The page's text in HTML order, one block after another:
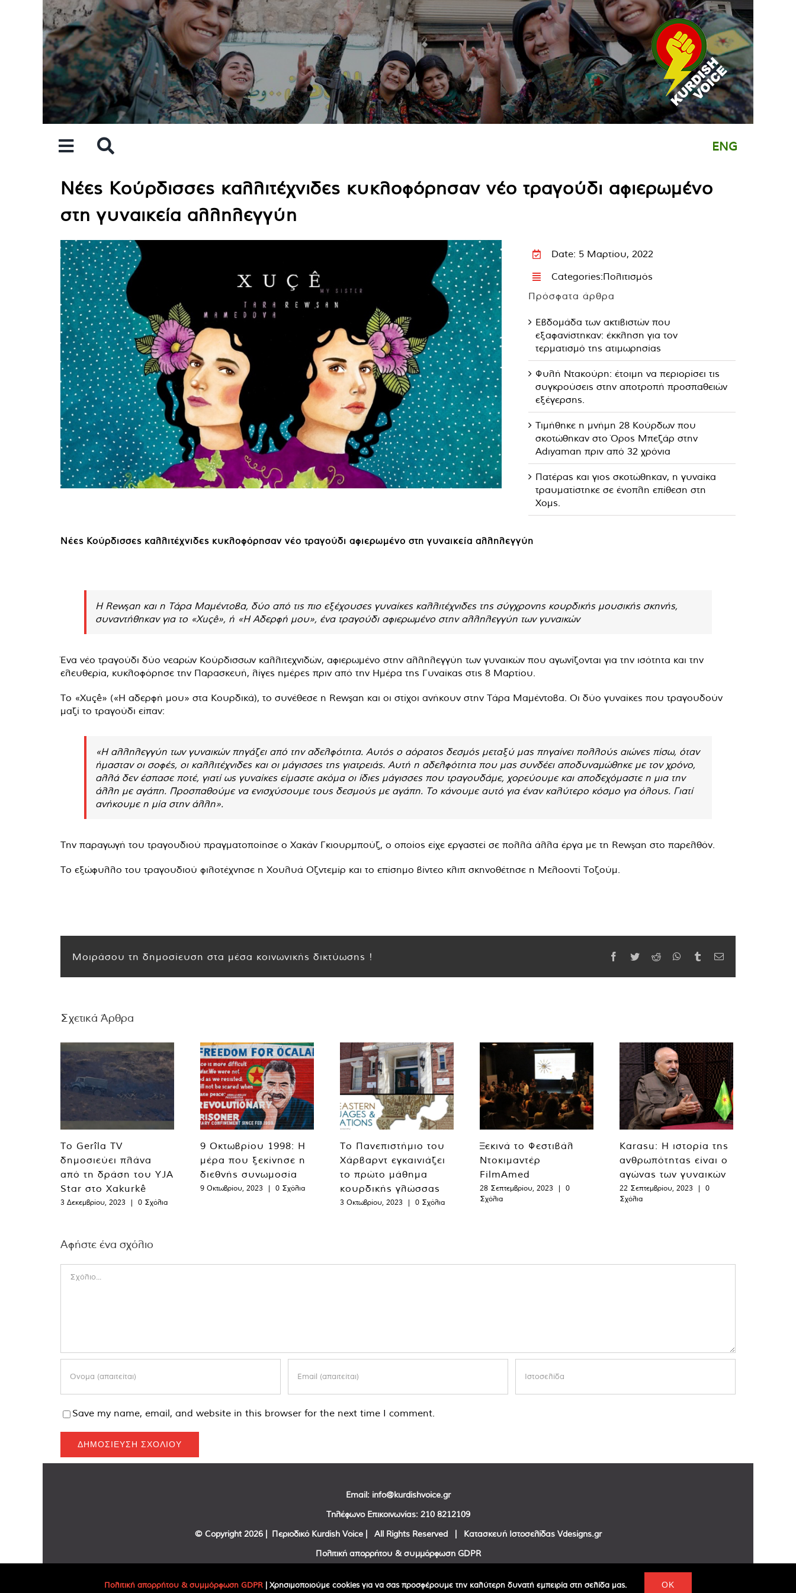
ENG
Νέες Κούρδισσες καλλιτέχνιδες κυκλοφόρησαν νέο τραγούδι αφιερωμένο
στη γυναικεία αλληλεγγύη
Date: 5 Μαρτίου, 2022
Categories:Πολιτισμός
Πρόσφατα άρθρα
Εβδομάδα των ακτιβιστών που
εξαφανίστηκαν: έκκληση για τον
τερματισμό της ατιμωρησίας
Φυλή Ντακούρη: έτοιμη να περιορίσει τις
συγκρούσεις στην αποτροπή προσπαθειών
εξέγερσης.
Τιμήθηκε η μνήμη 28 Κούρδων που
σκοτώθηκαν στο Όρος Μπεζάρ στην
Adıyaman πριν από 32 χρόνια
Πατέρας και γιος σκοτώθηκαν, η γυναίκα
τραυματίστηκε σε ένοπλη επίθεση στη
Χομς.
Νέες Κούρδισσες καλλιτέχνιδες κυκλοφόρησαν νέο τραγούδι αφιερωμένο στη γυναικεία αλληλεγγύη
Η Rewşan και η Τάρα Μαμέντοβα, δύο από τις πιο εξέχουσες γυναίκες καλλιτέχνιδες της σύγχρονης κουρδικής μουσικής σκηνής,
συναντήθηκαν για το «Xuçê», ή «Η Αδερφή μου», ένα τραγούδι αφιερωμένο στην αλληλεγγύη των γυναικών
Ένα νέο τραγούδι δύο νεαρών Κούρδισσων καλλιτεχνιδών, αφιερωμένο στην αλληλεγγύη των γυναικών που αγωνίζονται για την ισότητα και την
ελευθερία, κυκλοφόρησε την Παρασκευή, λίγες ημέρες πριν από την Ημέρα της Γυναίκας στις 8 Μαρτίου.
Το «Xuçê» («Η αδερφή μου» στα Κουρδικά), το συνέθεσε η Rewşan και οι στίχοι ανήκουν στην Τάρα Μαμέντοβα. Οι δύο γυναίκες που τραγουδούν
μαζί το τραγούδι είπαν:
«Η αλληλεγγύη των γυναικών πηγάζει από την αδελφότητα. Αυτός ο αόρατος δεσμός μεταξύ μας πηγαίνει πολλούς αιώνες πίσω, όταν
ήμασταν οι σοφές, οι καλλιτέχνιδες και οι μάγισσες της γιατρειάς. Αυτή η αδελφότητα που μας συνδέει αποδυναμώθηκε με τον χρόνο,
αλλά δεν έσπασε ποτέ, γιατί ως γυναίκες είμαστε ακόμα οι ίδιες μάγισσες που τραγουδάμε, χορεύουμε και αποδεχόμαστε η μια την
άλλη με αγάπη. Προσπαθούμε να ενισχύσουμε τους δεσμούς με αγάπη. Το κάνουμε αυτό για έναν καλύτερο κόσμο για όλους. Γιατί
ανήκουμε η μία στην άλλη».
Την παραγωγή του τραγουδιού πραγματοποίησε ο Χακάν Γκιουρμπούζ, ο οποίος είχε εργαστεί σε πολλά άλλα έργα με τη Rewşan στο παρελθόν.
Το εξώφυλλο του τραγουδιού φιλοτέχνησε η Χουλυά Οζντεμίρ και το επίσημο βίντεο κλιπ σκηνοθέτησε η Μελοοντί Τοζούμ.
Μοιράσου τη δημοσίευση στα μέσα κοινωνικής δικτύωσης ! Facebook
TwitterReddit WhatsApp
TumblrEmail
Σχετικά Άρθρα
Το Gerîla TV
δημοσιεύει πλάνα
από τη δράση του YJA
Star στο Xakurkê
3 Δεκεμβρίου, 2023 | 0 Σχόλια
9 Οκτωβρίου 1998: Η
μέρα που ξεκίνησε η
διεθνής συνωμοσία
9 Οκτωβρίου, 2023 | 0 Σχόλια
Το Πανεπιστήμιο του
Χάρβαρντ εγκαινιάζει
το πρώτο μάθημα
κουρδικής γλώσσας
3 Οκτωβρίου, 2023 | 0 Σχόλια
Ξεκινά το Φεστιβάλ
Ντοκιμαντέρ
FilmAmed
28 Σεπτεμβρίου, 2023 |
0
Σχόλια
Karasu: Η ιστορία της
ανθρωπότητας είναι ο
αγώνας των γυναικών
22 Σεπτεμβρίου, 2023 |
0
Σχόλια
Αφήστε ένα σχόλιο
Save my name, email, and website in this browser for the next time I comment.
Email: info@kurdishvoice.gr
Τηλέφωνο Επικοινωνίας: 210 8212109
© Copyright 2026 | Περιοδικό Kurdish Voice | All Rights Reserved | Κατασκευή Ιστοσελίδας Vdesigns.gr
Πολιτική απορρήτου & συμμόρφωση GDPR
Πολιτική απορρήτου & συμμόρφωση GDPR | Χρησιμοποιούμε cookies για να σας προσφέρουμε την καλύτερη δυνατή εμπειρία στη σελίδα μας. OK